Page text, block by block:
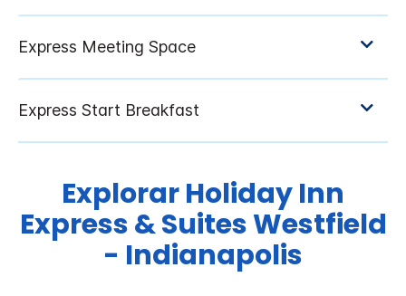
ExplorarHoliday Inn
Express & SuitesWestfield
- Indianapolis